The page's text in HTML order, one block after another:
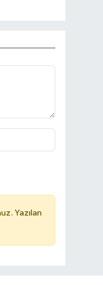
Yazılan